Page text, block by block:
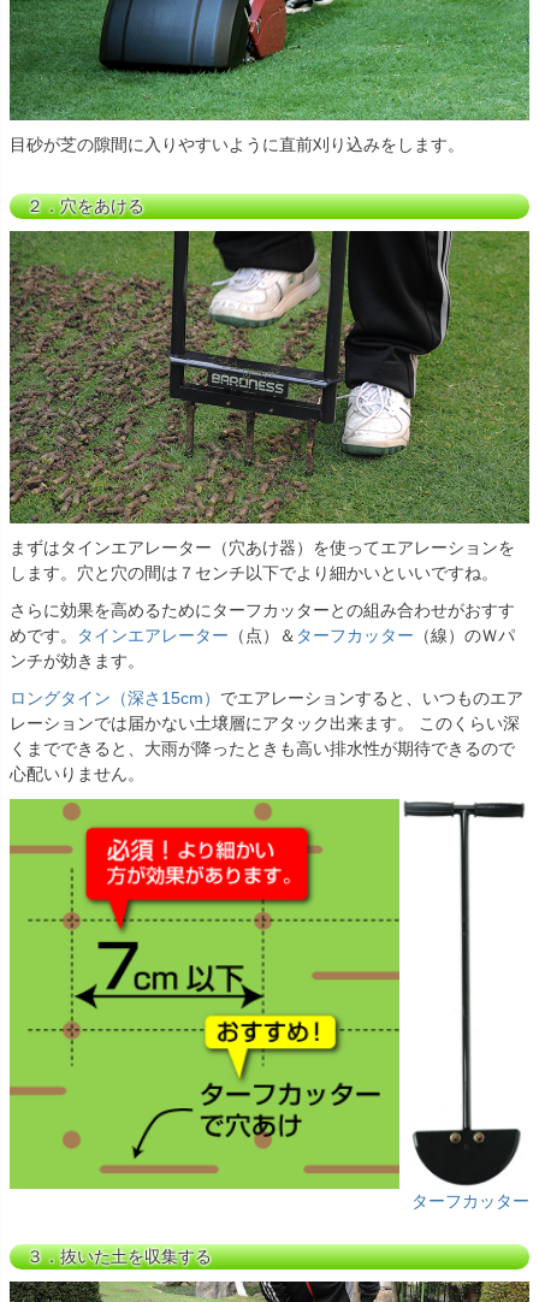
目砂が芝の隙間に入りやすいように直前刈り込みをします。
２．穴をあける
まずはタインエアレーター（穴あけ器）を使ってエアレーションを
します。穴と穴の間は７センチ以下でより細かいといいですね。
さらに効果を高めるためにターフカッターとの組み合わせがおすす
めです。
タインエアレーター （点）＆ ターフカッター （線）のＷパ
ンチが効きます。
ロングタイン（深さ15cm） でエアレーションすると、いつものエア
レーションでは届かない土壌層にアタック出来ます。 このくらい深
くまでできると、大雨が降ったときも高い排水性が期待できるので
心配いりません。
ターフカッター
３．抜いた土を収集する